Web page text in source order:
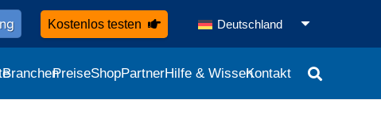
Kostenlos testen Deutschland
BranchenPreiseShopPartnerHilfe & WissenKontakt